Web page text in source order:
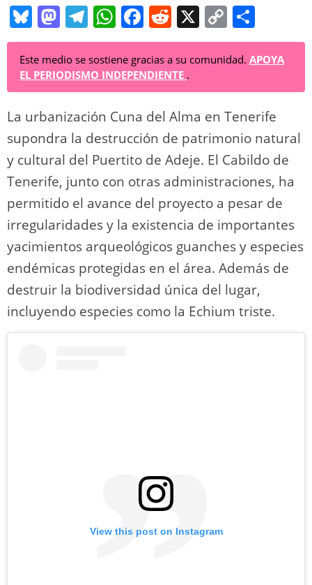
Bl
u
e
sk
y
M
a
st
o
d
o
n
T
el
e
gr
a
m
W
h
at
s
A
p
p
F
a
c
e
b
o
o
k
R
e
d
di
t
X C
o
p
Li
n
k
o
m
ar
tir
Este medio se sostiene gracias a su comunidad. APOYA
EL PERIODISMO INDEPENDIENTE .
La urbanización Cuna del Alma en Tenerife
supondra la destrucción de patrimonio natural
y cultural del Puertito de Adeje. El Cabildo de
Tenerife, junto con otras administraciones, ha
permitido el avance del proyecto a pesar de
irregularidades y la existencia de importantes
yacimientos arqueológicos guanches y especies
endémicas protegidas en el área. Además de
destruir la biodiversidad única del lugar,
incluyendo especies como la Echium triste.
View this post on Instagram